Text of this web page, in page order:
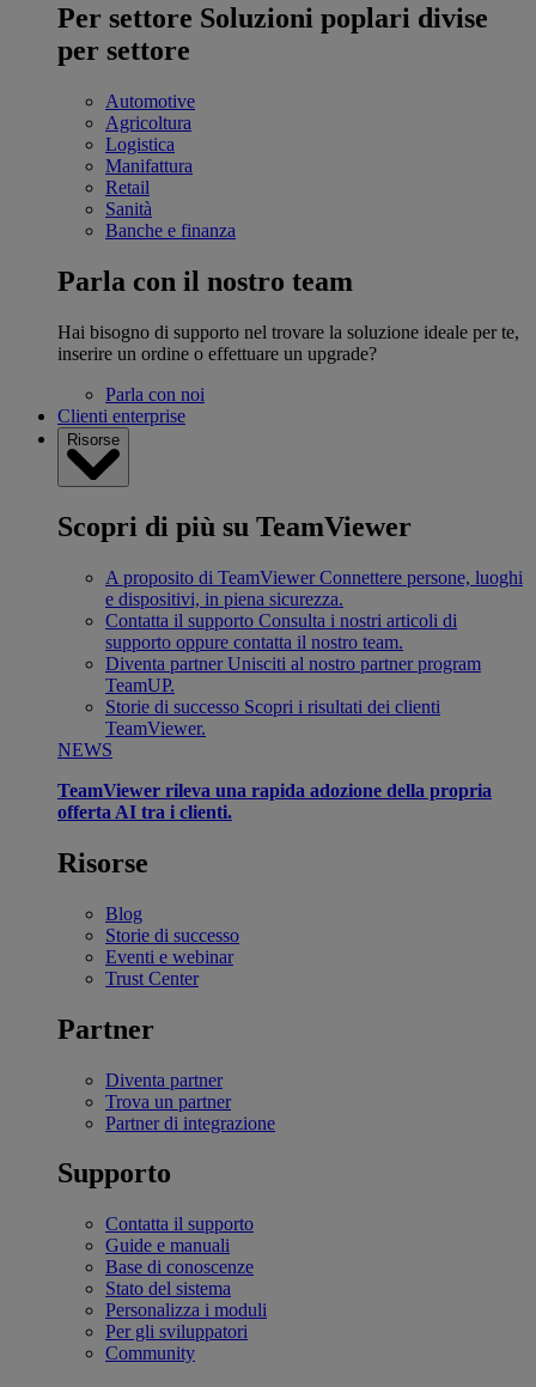
Per settore Soluzioni poplari divise
per settore
Automotive
Agricoltura
Logistica
Manifattura
Retail
Sanità
Banche e finanza
Parla con il nostro team
Hai bisogno di supporto nel trovare la soluzione ideale per te,
inserire un ordine o effettuare un upgrade?
Parla con noi
Clienti enterprise
Risorse
Scopri di più su TeamViewer
A proposito di TeamViewer Connettere persone, luoghi
e dispositivi, in piena sicurezza.
Contatta il supporto Consulta i nostri articoli di
supporto oppure contatta il nostro team.
Diventa partner Unisciti al nostro partner program
TeamUP.
Storie di successo Scopri i risultati dei clienti
TeamViewer.
NEWS
TeamViewer rileva una rapida adozione della propria
offerta AI tra i clienti.
Risorse
Blog
Storie di successo
Eventi e webinar
Trust Center
Partner
Diventa partner
Trova un partner
Partner di integrazione
Supporto
Contatta il supporto
Guide e manuali
Base di conoscenze
Stato del sistema
Personalizza i moduli
Per gli sviluppatori
Community